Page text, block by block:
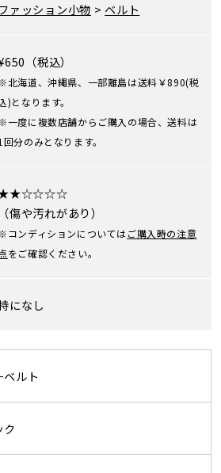
ファッション小物 > ベルト
（税込）
北海道、沖縄県、一部離島は送料￥890(税
)となります。
一度に複数店舗からご購入の場合、送料は
回分のみとなります。
（傷や汚れがあり）
コンディションについてはご購入時の注意
をご確認ください。
になし
ベルト
ク